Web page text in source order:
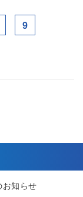
9
お知らせ